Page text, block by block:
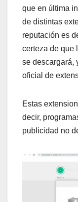
que en última
de distintas
reputación es
certeza de que
se descargará,
oficial de
Estas
decir,
publicidad no